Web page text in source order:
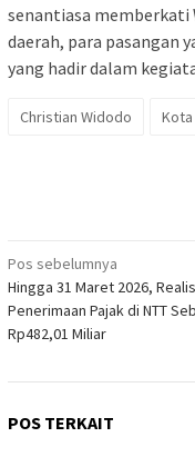
senantiasa memberkati
daerah, para pasangan
yang hadir dalam
Christian Widodo Kota
Navigasi
pos
Pos sebelumnya
Hingga 31 Maret 2026,
Penerimaan Pajak di NTT
Rp482,01 Miliar
POS TERKAIT